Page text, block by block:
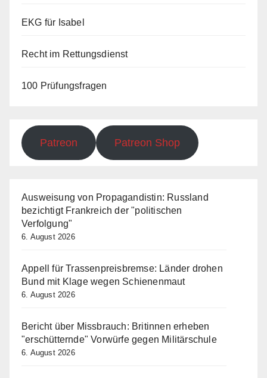
EKG für Isabel
Recht im Rettungsdienst
100 Prüfungsfragen
Patreon Patreon Shop
Ausweisung von Propagandistin: Russland
bezichtigt Frankreich der "politischen
Verfolgung"
6. August 2026
Appell für Trassenpreisbremse: Länder drohen
Bund mit Klage wegen Schienenmaut
6. August 2026
Bericht über Missbrauch: Britinnen erheben
"erschütternde" Vorwürfe gegen Militärschule
6. August 2026